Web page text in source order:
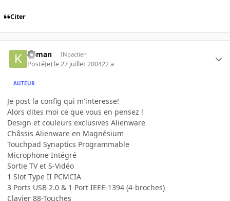
Citer
Keman INpactien
Posté(e) le 27 juillet 200422 a
AUTEUR
Je post la config qui m'interesse!
Alors dites moi ce que vous en pensez !
Design et couleurs exclusives Alienware
Châssis Alienware en Magnésium
Touchpad Synaptics Programmable
Microphone Intégré
Sortie TV et S-Vidéo
1 Slot Type II PCMCIA
3 Ports USB 2.0 & 1 Port IEEE-1394 (4-broches)
Clavier 88-Touches